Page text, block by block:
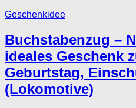
Geschenkidee
Buchstabenzug –
ideales Geschenk
Geburtstag,
(Lokomotive)